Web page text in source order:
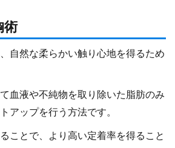
術
自然な柔らかい触り心地を得るため
血液や不純物を取り除いた脂肪のみ
アップを行う方法です。
ことで、より高い定着率を得ること